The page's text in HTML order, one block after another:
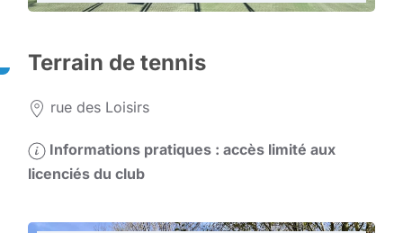
Terrain de tennis
rue des Loisirs
Informations pratiques : accès limité aux
licenciés du club